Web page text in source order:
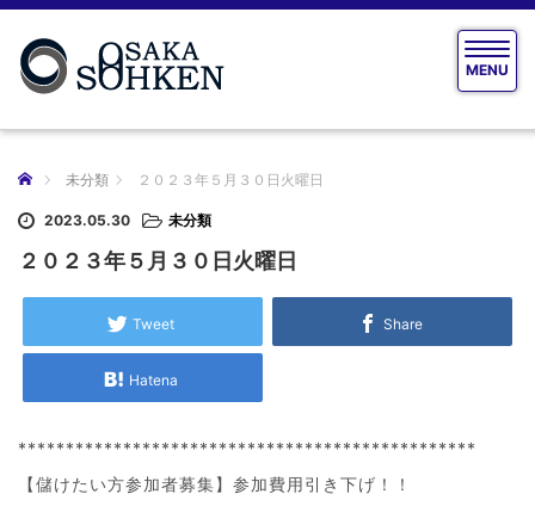
T
o
g
MENU
ホーム 未分類 ２０２３年５月３０日火曜日
2023.05.30 未分類
２０２３年５月３０日火曜日
Tweet Share
Hatena
************************************************
【儲けたい方参加者募集】参加費用引き下げ！！